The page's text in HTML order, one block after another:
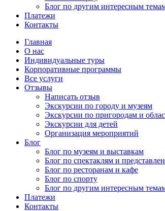
Блог по другим интересным
Платежи
Контакты
Главная
О нас
Индивидуальные туры
Корпоративные программы
Все услуги
Отзывы
Написать отзыв
Экскурсии по городу и музеям
Экскурсии по пригородам и
Экскурсии для детей
Организация мероприятий
Блог
Блог по музеям и выставкам
Блог по спектаклям и
Блог по ресторанам и кафе
Блог по спорту
Блог по другим интересным
Платежи
Контакты